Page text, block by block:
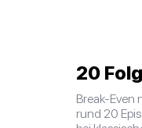
20
Break-Even
rund 20